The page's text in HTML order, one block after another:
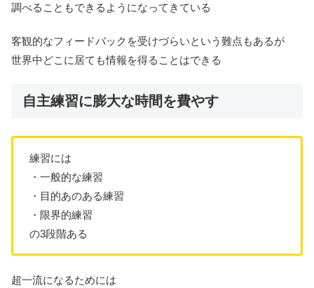
調べることもできるようになってきている
客観的なフィードバックを受けづらいという難点もあるが
世界中どこに居ても情報を得ることはできる
自主練習に膨大な時間を費やす
練習には
・一般的な練習
・目的あのある練習
・限界的練習
の3段階ある
超一流になるためには